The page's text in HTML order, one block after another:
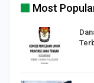
Most